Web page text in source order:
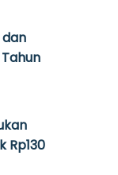
Rp130